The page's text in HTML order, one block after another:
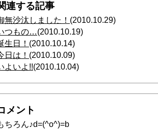
連する記事
無沙汰しました！ (2010.10.29)
つもの…(2010.10.19)
生日！ (2010.10.14)
日は！ (2010.10.09)
よいよ!!(2010.10.04)
メント
ちろん♪d=(^o^)=b